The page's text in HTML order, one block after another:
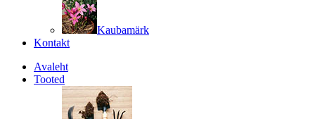
Kaubamärk
Kontakt
Avaleht
Tooted